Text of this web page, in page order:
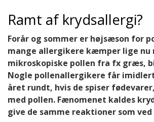
Ramt af krydsallergi?
Forår og sommer er højsæson for
mange allergikere kæmper lige nu
mikroskopiske pollen fra fx græs,
Nogle pollenallergikere får
året rundt, hvis de spiser
med pollen. Fænomenet kaldes
give de samme reaktioner som